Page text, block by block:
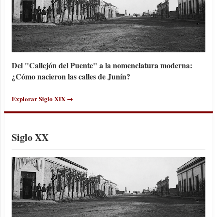
Del "Callejón del Puente" a la nomenclatura moderna:
¿Cómo nacieron las calles de Junín?
Explorar Siglo XIX →
Siglo XX